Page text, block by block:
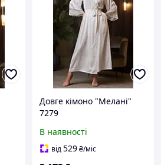
Довге кімоно "Мелані"
7279
В наявності
від529₴/міс